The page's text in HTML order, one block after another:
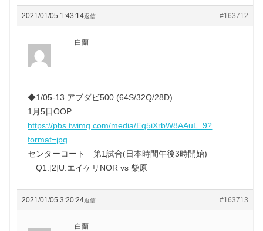
2021/01/05 1:43:14 #163712
返信
白蘭
◆1/05-13 アブダビ500 (64S/32Q/28D)
1月5日OOP
https://pbs.twimg.com/media/Eq5iXrbW8AAuL_9?
format=jpg
センターコート 第1試合(日本時間午後3時開始)
Q1:[2]U.エイケリNOR vs 柴原
2021/01/05 3:20:24 #163713
返信
白蘭